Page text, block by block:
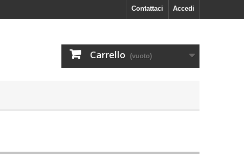
Accedi
Contattaci
Carrello (vuoto)